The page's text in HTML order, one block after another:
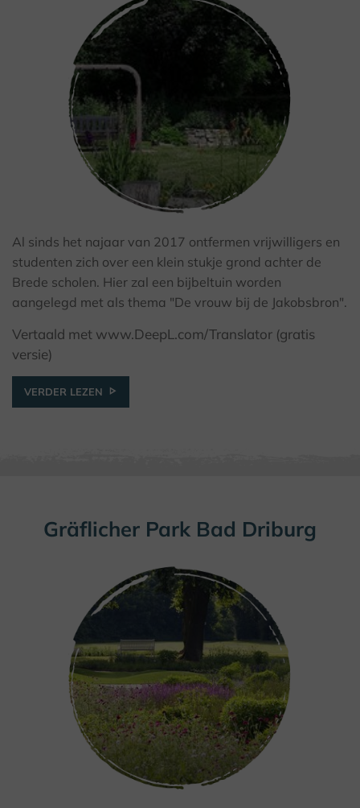
© Bibelgarten Brede
Al sinds het najaar van 2017 ontfermen vrijwilligers en
studenten zich over een klein stukje grond achter de
Brede scholen. Hier zal een bijbeltuin worden
aangelegd met als thema "De vrouw bij de Jakobsbron".
Vertaald met www.DeepL.com/Translator (gratis
versie)
VERDER LEZEN
Gräflicher Park Bad Driburg